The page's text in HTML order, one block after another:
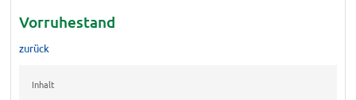
Vorruhestand
zurück
Inhalt